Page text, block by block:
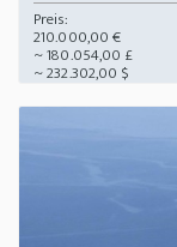
Preis:
210.000,00 €
~ 180.054,00 £
~ 232.302,00 $